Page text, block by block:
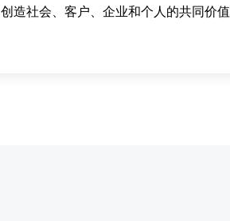
创造社会、客户、企业和个人的共同价值